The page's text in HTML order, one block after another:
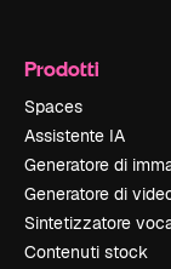
Prodotti
Spaces
Assistente IA
Generatore di
Generatore di
Sintetizzatore
Contenuti stock